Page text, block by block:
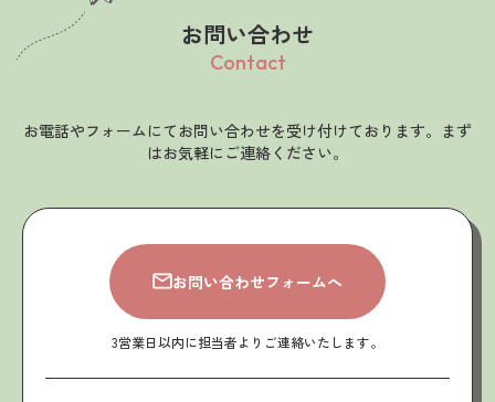
お問い合わせ
Contact
お電話やフォームにてお問い合わせを受け付けております。まず
はお気軽にご連絡ください。
お問い合わせフォームへ
3営業日以内に担当者よりご連絡いたします。